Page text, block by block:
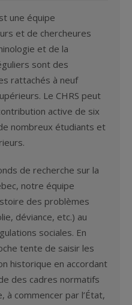
une équipe
et de chercheures
et de la
sont des
rattachés à neuf
Le CHRS peut
active de six
nombreux étudiants et
de recherche sur la
notre équipe
des problèmes
déviance, etc.) au
sociales. En
tente de saisir les
historique en accordant
des cadres normatifs
à commencer par l’État,